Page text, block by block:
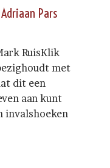
Pars
RuisKlik
met
dit een
aan kunt
invalshoeken